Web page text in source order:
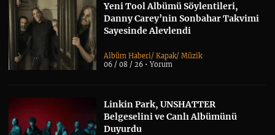
Yeni Tool Albümü Söylentileri,
Danny Carey’nin Sonbahar Takvimi
Sayesinde Alevlendi
Albüm Haberi/Kapak/Müzik
06 / 08 / 26 •Yorum
Linkin Park, UNSHATTER
Belgeselini ve Canlı Albümünü
Duyurdu